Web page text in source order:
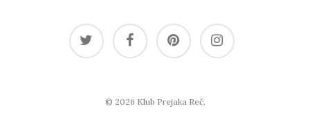
© 2026 Klub Prejaka Reč.